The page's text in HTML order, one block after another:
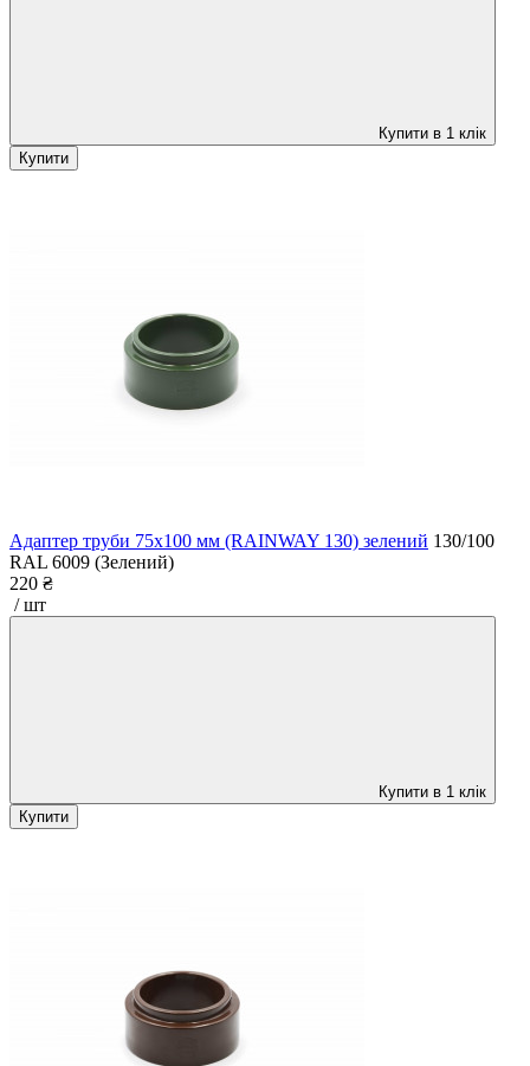
Купити в 1 клік
Купити
Адаптер труби 75x100 мм (RAINWAY 130) зелений 130/100
RAL 6009 (Зелений)
220 ₴
/ шт
Купити в 1 клік
Купити